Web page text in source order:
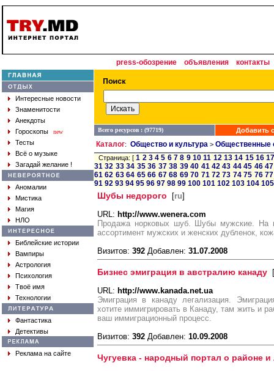
press-обозрение объявления контакты
Интересные новости
Знаменитости
Анекдоты
Гороскопы
new
Тесты
Всё о музыке
Загадай желание !
Аномалии
Мистика
Магия
НЛО
Библейские истории
Вампиры
Астрология
Психология
Твоё имя
Технологии
Фантастика
Детективы
Реклама на сайте
Всего ресурсов : (97719) Добавить
Каталог: Общество и культура > Общественные
Страница: [1 2 3 4 5 6 7 8 9 10 11 12 13 14 15 16
31 32 33 34 35 36 37 38 39 40 41 42 43 44 45 46 47
61 62 63 64 65 66 67 68 69 70 71 72 73 74 75 76 77
91 92 93 94 95 96 97 98 99 100 101 102 103 104 105
Шубы недорого [ru]
URL: http://www.wenera.com
Продажа норковых шуб. Шубы мужские. На
ассортимент мужских и женских дубленок,
Визитов: 392 Добавлен: 31.07.2008
Бизнес эмиграция в австралию канаду [
URL: http://www.kanada.net.ua
Эмиграция в канаду легализация.
хотите иммигрировать в Канаду, там жить и
ваш иммиграционный процесс.
Визитов: 392 Добавлен: 10.09.2008
Чугуевка - народный портал о районе